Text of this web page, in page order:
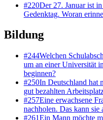
#220Der 27. Januar ist
Gedenktag. Woran
Bildung
#244Welchen
um an einer Universität
beginnen?
#250In Deutschland hat
gut bezahlten
#257Eine erwachsene
nachholen. Das kann sie
#261Ein Mann möchte